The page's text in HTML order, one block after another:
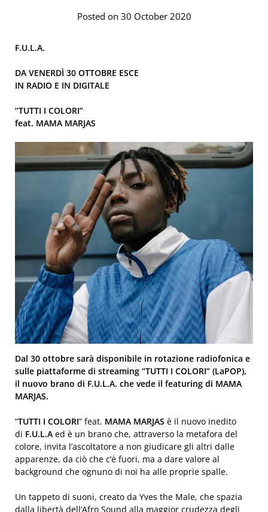
Posted on 30 October 2020
F.U.L.A.
DA VENERDÌ 30 OTTOBRE ESCE
IN RADIO E IN DIGITALE
“TUTTI I COLORI”
feat. MAMA MARJAS
Dal 30 ottobre sarà disponibile in rotazione radiofonica e
sulle piattaforme di streaming “TUTTI I COLORI” (LaPOP),
il nuovo brano di F.U.L.A. che vede il featuring di MAMA
MARJAS.
“TUTTI I COLORI” feat. MAMA MARJAS è il nuovo inedito
di F.U.L.A ed è un brano che, attraverso la metafora del
colore, invita l’ascoltatore a non giudicare gli altri dalle
apparenze, da ciò che c’è fuori, ma a dare valore al
background che ognuno di noi ha alle proprie spalle.
Un tappeto di suoni, creato da Yves the Male, che spazia
dalla libertà dell’Afro Sound alla maggior crudezza degli